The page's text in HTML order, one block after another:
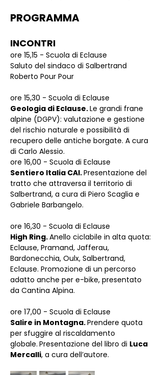
PROGRAMMA
INCONTRI
ore 15,15 - Scuola di Eclause
Saluto del sindaco di Salbertrand
Roberto Pour Pour
ore 15,30 - Scuola di Eclause
Geologia di Eclause. Le grandi frane
alpine (DGPV): valutazione e gestione
del rischio naturale e possibilità di
recupero delle antiche borgate. A cura
di Carlo Alessio.
ore 16,00 - Scuola di Eclause
Sentiero Italia CAI. Presentazione del
tratto che attraversa il territorio di
Salbertrand, a cura di Piero Scaglia e
Gabriele Barbangelo.
ore 16,30 - Scuola di Eclause
High Ring. Anello ciclabile in alta quota:
Eclause, Pramand, Jafferau,
Bardonecchia, Oulx, Salbertrand,
Eclause. Promozione di un percorso
adatto anche per e-bike, presentato
da Cantina Alpina.
ore 17,00 - Scuola di Eclause
Salire in Montagna. Prendere quota
per sfuggire al riscaldamento
globale. Presentazione del libro di Luca
Mercalli, a cura dell’autore.